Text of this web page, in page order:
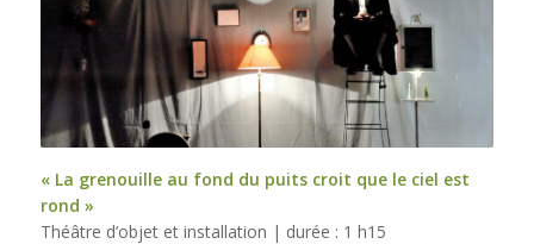
« La grenouille au fond du puits croit que le ciel est
rond »
Théâtre d’objet et installation | durée : 1 h15